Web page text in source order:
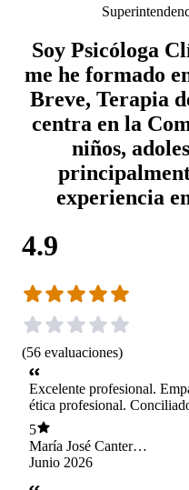
Soy Psicóloga
me he formado
Breve, Terapia
centra en la
niños,
experiencia
4.9
(56 evaluaciones)
Excelente profesional.
ética profesional.
calidad humana inigualable.
5
María José Cantera
Troncoso
Junio 2026